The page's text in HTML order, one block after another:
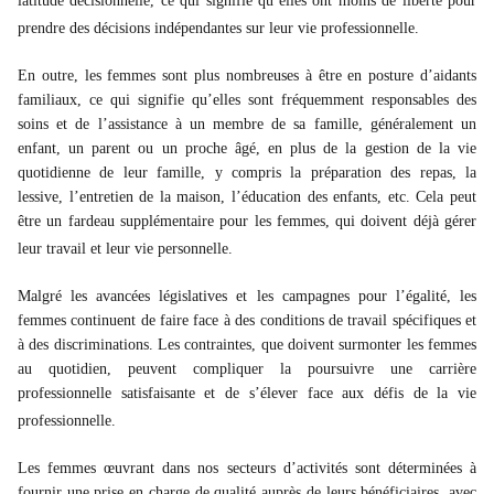
prendre des décisions indépendantes sur leur vie professionnelle.
En outre, les femmes sont plus nombreuses à être en posture d’aidants
familiaux, ce qui signifie qu’elles sont fréquemment responsables des
soins et de l’assistance à un membre de sa famille, généralement un
enfant, un parent ou un proche âgé, en plus de la gestion de la vie
quotidienne de leur famille, y compris la préparation des repas, la
lessive, l’entretien de la maison, l’éducation des enfants, etc. Cela peut
être un fardeau supplémentaire pour les femmes, qui doivent déjà gérer
leur travail et leur vie personnelle.
Malgré les avancées législatives et les campagnes pour l’égalité, les
femmes continuent de faire face à des conditions de travail spécifiques et
à des discriminations. Les contraintes, que doivent surmonter les femmes
au quotidien, peuvent compliquer la poursuivre une carrière
professionnelle satisfaisante et de s’élever face aux défis de la vie
professionnelle.
Les femmes œuvrant dans nos secteurs d’activités sont déterminées à